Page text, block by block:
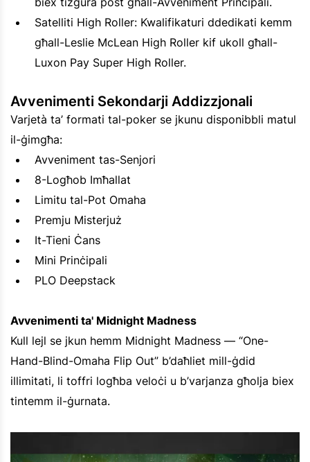
Satelliti High Roller: Kwalifikaturi ddedikati kemm
għall-Leslie McLean High Roller kif ukoll għall-
Luxon Pay Super High Roller.
Avvenimenti Sekondarji Addizzjonali
Varjetà ta’ formati tal-poker se jkunu disponibbli matul
il-ġimgħa:
Avveniment tas-Senjori
8-Logħob Imħallat
Limitu tal-Pot Omaha
Premju Misterjuż
It-Tieni Ċans
Mini Prinċipali
PLO Deepstack
Avvenimenti ta' Midnight Madness
Kull lejl se jkun hemm Midnight Madness — “One-
Hand-Blind-Omaha Flip Out” b’daħliet mill-ġdid
illimitati, li toffri logħba veloċi u b’varjanza għolja biex
tintemm il-ġurnata.